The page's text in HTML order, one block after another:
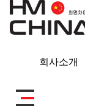
회사소개